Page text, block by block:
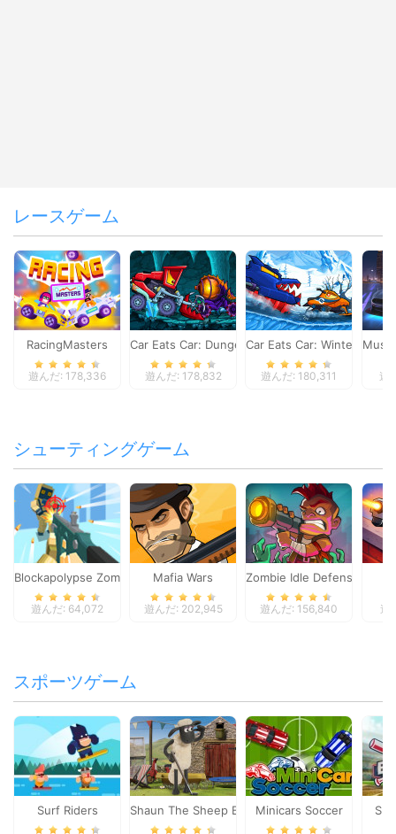
レースゲーム
RacingMasters
遊んだ: 178,336
Car Eats Car: Dungeon Adventure
遊んだ: 178,832
Car Eats Car: Winter
遊んだ: 180,311 遊
シューティングゲーム
Blockapolypse Zombie Shooter
遊んだ: 64,072
Mafia Wars
遊んだ: 202,945
Zombie Idle Defense
遊んだ: 156,840 遊
スポーツゲーム
Surf Riders Shaun The Sheep Baahmy GolfMinicars Soccer